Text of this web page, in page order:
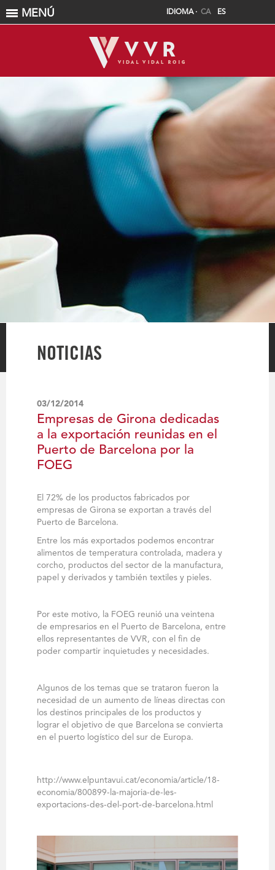
MENÚ IDIOMA · CA ES
NOTICIAS
03/12/2014
Empresas de Girona dedicadas
a la exportación reunidas en el
Puerto de Barcelona por la
FOEG
El 72% de los productos fabricados por
empresas de Girona se exportan a través del
Puerto de Barcelona.
Entre los más exportados podemos encontrar
alimentos de temperatura controlada, madera y
corcho, productos del sector de la manufactura,
papel y derivados y también textiles y pieles.
Por este motivo, la FOEG reunió una veintena
de empresarios en el Puerto de Barcelona, entre
ellos representantes de VVR, con el fin de
poder compartir inquietudes y necesidades.
Algunos de los temas que se trataron fueron la
necesidad de un aumento de líneas directas con
los destinos principales de los productos y
lograr el objetivo de que Barcelona se convierta
en el puerto logístico del sur de Europa.
http://www.elpuntavui.cat/economia/article/18-
economia/800899-la-majoria-de-les-
exportacions-des-del-port-de-barcelona.html